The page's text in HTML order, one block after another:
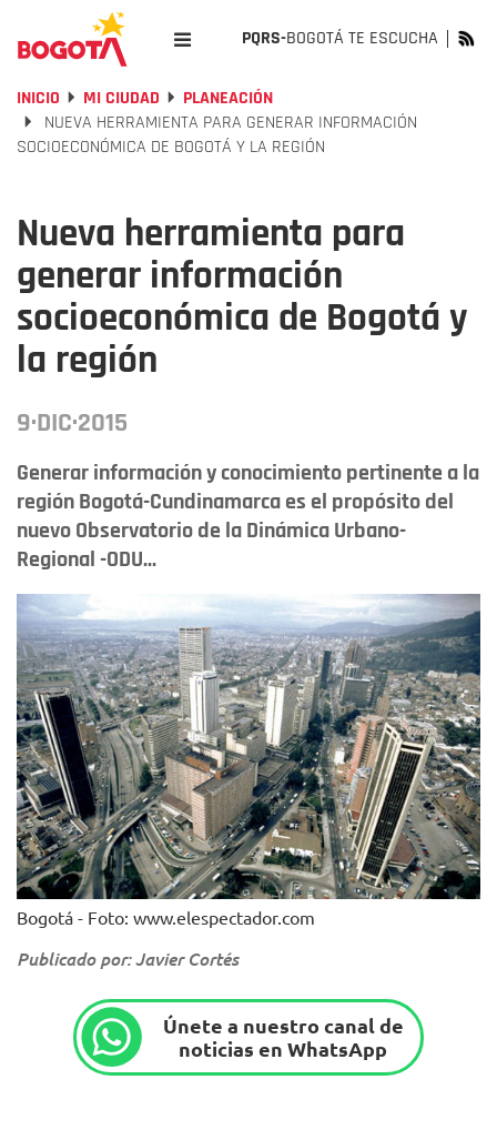
PQRS-BOGOTÁ TE ESCUCHA
INICIO MI CIUDAD
PLANEACIÓN
NUEVA HERRAMIENTA PARA GENERAR INFORMACIÓN
SOCIOECONÓMICA DE BOGOTÁ Y LA REGIÓN
Nueva herramienta para
generar información
socioeconómica de Bogotá y
la región
9·DIC·2015
Generar información y conocimiento pertinente a la
región Bogotá-Cundinamarca es el propósito del
nuevo Observatorio de la Dinámica Urbano-
Regional -ODU...
Bogotá - Foto: www.elespectador.com
Publicado por: Javier Cortés
Únete a nuestro canal de
noticias en WhatsApp